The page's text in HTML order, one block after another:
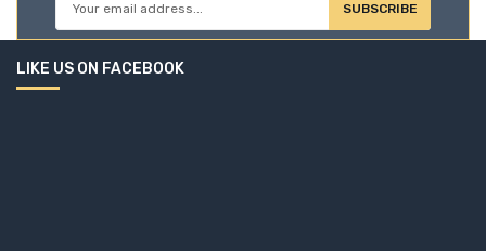
হুমায়ুন আজাদ
হোসাইন রিদওয়ান আলী খান
SUBSCRIBE
LIKE US ON FACEBOOK